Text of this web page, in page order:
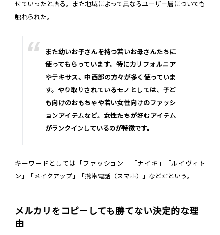
せていったと語る。また地域によって異なるユーザー層についても
触れられた。
また幼いお子さんを持つ若いお母さんたちに
使ってもらっています。特にカリフォルニア
やテキサス、中西部の方々が多く使っていま
す。やり取りされているモノとしては、子ど
も向けのおもちゃや若い女性向けのファッシ
ョンアイテムなど。女性たちが好むアイテム
がランクインしているのが特徴です。
キーワードとしては「ファッション」「ナイキ」「ルイヴィト
ン」「メイクアップ」「携帯電話（スマホ）」などだという。
メルカリをコピーしても勝てない決定的な理
由